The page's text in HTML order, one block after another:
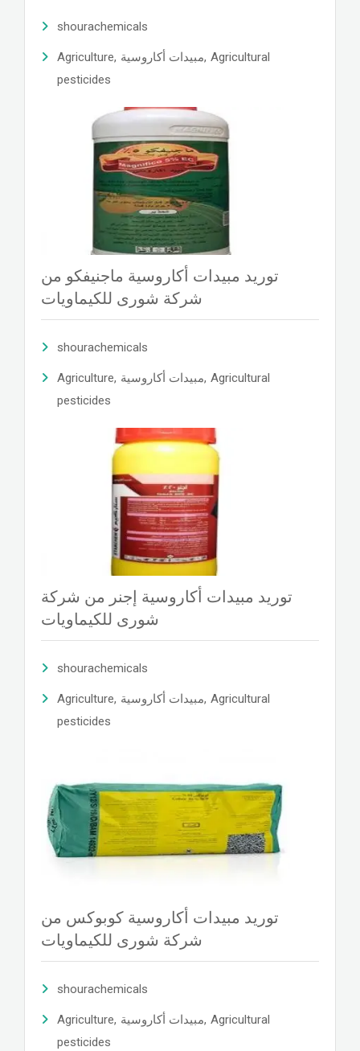
shourachemicals
Agriculture, مبيدات أكاروسية, Agricultural
pesticides
توريد مبيدات أكاروسية ماجنيفكو من
شركة شورى للكيماويات
shourachemicals
Agriculture, مبيدات أكاروسية, Agricultural
pesticides
توريد مبيدات أكاروسية إجنر من شركة
شورى للكيماويات
shourachemicals
Agriculture, مبيدات أكاروسية, Agricultural
pesticides
توريد مبيدات أكاروسية كوبوكس من
شركة شورى للكيماويات
shourachemicals
Agriculture, مبيدات أكاروسية, Agricultural
pesticides